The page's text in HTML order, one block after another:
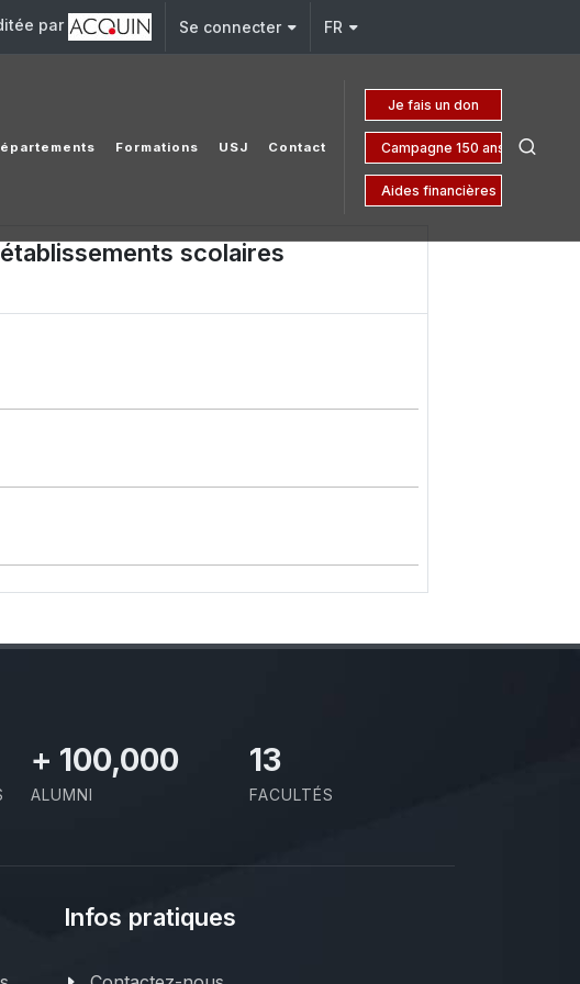
par Se connecter FR
Je fais un don
Campagne 150 ans
Aides financières
Formations USJ Contact
scolaires
+ 100,000
ALUMNI
13
FACULTÉS
Infos pratiques